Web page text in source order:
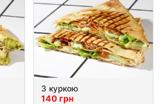
З куркoю
140 грн